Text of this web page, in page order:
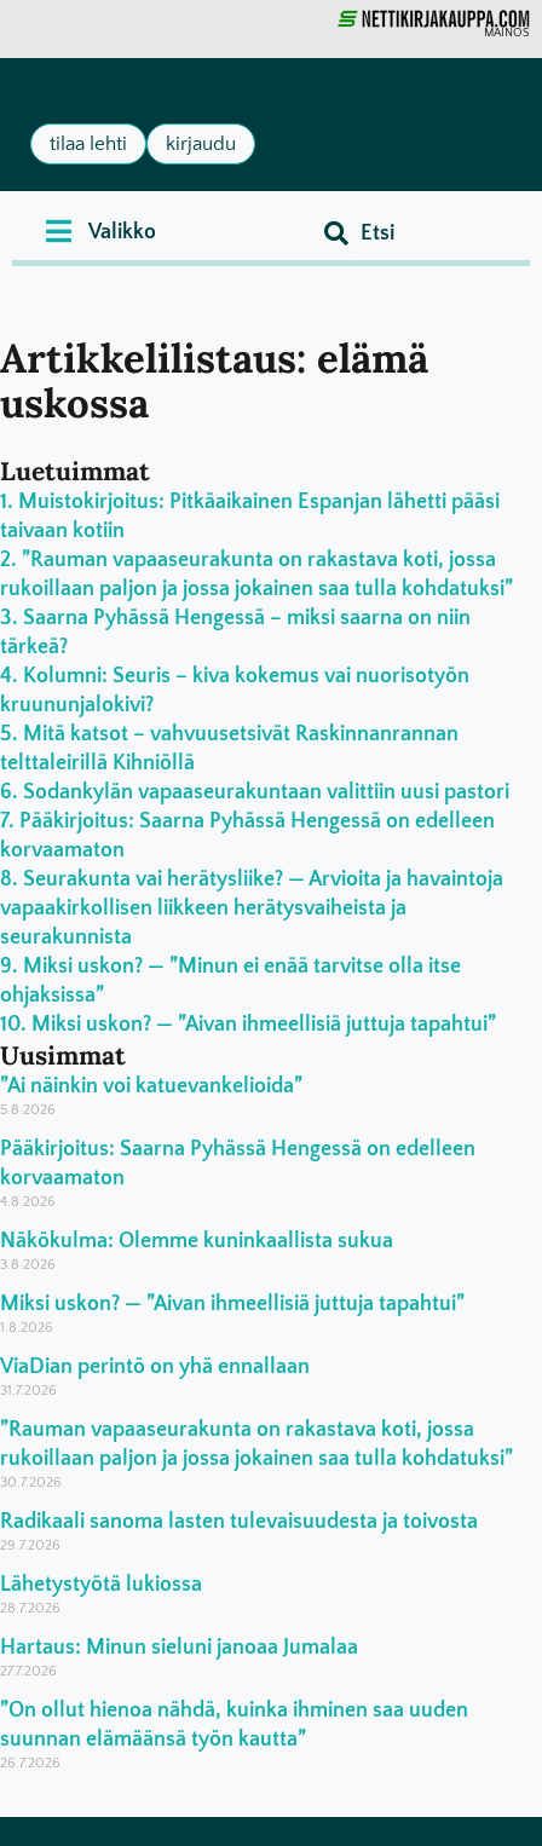
MAINOS
tilaa lehti kirjaudu
Artikkelilistaus: elämä
uskossa
Luetuimmat
Muistokirjoitus: Pitkäaikainen Espanjan lähetti pääsi
taivaan kotiin
”Rauman vapaaseurakunta on rakastava koti, jossa
rukoillaan paljon ja jossa jokainen saa tulla kohdatuksi”
Saarna Pyhässä Hengessä – miksi saarna on niin
tärkeä?
Kolumni: Seuris – kiva kokemus vai nuorisotyön
kruununjalokivi?
Mitä katsot – vahvuusetsivät Raskinnanrannan
telttaleirillä Kihniöllä
Sodankylän vapaaseurakuntaan valittiin uusi pastori
Pääkirjoitus: Saarna Pyhässä Hengessä on edelleen
korvaamaton
Seurakunta vai herätysliike? — Arvioita ja havaintoja
vapaakirkollisen liikkeen herätysvaiheista ja
seurakunnista
Miksi uskon? — ”Minun ei enää tarvitse olla itse
ohjaksissa”
Miksi uskon? — ”Aivan ihmeellisiä juttuja tapahtui”
Uusimmat
”Ai näinkin voi katuevankelioida”
5.8.2026
Pääkirjoitus: Saarna Pyhässä Hengessä on edelleen
korvaamaton
4.8.2026
Näkökulma: Olemme kuninkaallista sukua
3.8.2026
Miksi uskon? — ”Aivan ihmeellisiä juttuja tapahtui”
1.8.2026
ViaDian perintö on yhä ennallaan
31.7.2026
”Rauman vapaaseurakunta on rakastava koti, jossa
rukoillaan paljon ja jossa jokainen saa tulla kohdatuksi”
30.7.2026
Radikaali sanoma lasten tulevaisuudesta ja toivosta
29.7.2026
Lähetystyötä lukiossa
28.7.2026
Hartaus: Minun sieluni janoaa Jumalaa
27.7.2026
”On ollut hienoa nähdä, kuinka ihminen saa uuden
suunnan elämäänsä työn kautta”
26.7.2026